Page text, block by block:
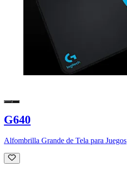
G640
Alfombrilla Grande de Tela para Juegos